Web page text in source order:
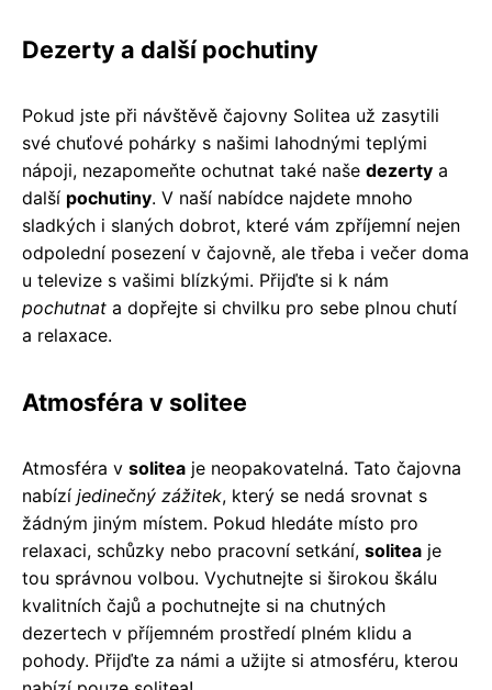
Dezerty a další pochutiny
Pokud jste při návštěvě čajovny Solitea už zasytili
své chuťové pohárky s našimi lahodnými teplými
nápoji, nezapomeňte ochutnat také naše dezerty a
další pochutiny. V naší nabídce najdete mnoho
sladkých i slaných dobrot, které vám zpříjemní nejen
odpolední posezení v čajovně, ale třeba i večer doma
u televize s vašimi blízkými. Přijďte si k nám
pochutnat a dopřejte si chvilku pro sebe plnou chutí
a relaxace.
Atmosféra v solitee
Atmosféra v solitea je neopakovatelná. Tato čajovna
nabízí jedinečný zážitek, který se nedá srovnat s
žádným jiným místem. Pokud hledáte místo pro
relaxaci, schůzky nebo pracovní setkání, solitea je
tou správnou volbou. Vychutnejte si širokou škálu
kvalitních čajů a pochutnejte si na chutných
dezertech v příjemném prostředí plném klidu a
pohody. Přijďte za námi a užijte si atmosféru, kterou